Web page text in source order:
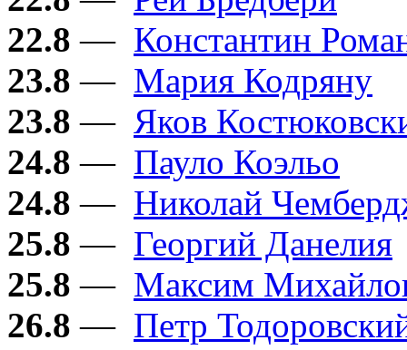
22.8 — Константин
23.8 — Мария Кодряну
23.8 — Яков
24.8 — Пауло Коэльо
24.8 — Николай
25.8 — Георгий Данелия
25.8 — Максим
26.8 — Петр